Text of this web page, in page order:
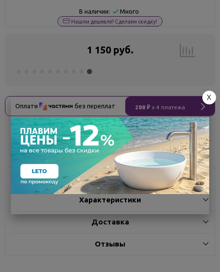
В наличии: Много
Нашли дешевле? Сделаем скидку!
1 150 руб.
Оплати без переплат 288 ₽ x 4 платежа
Поделиться
Описание
Характеристики
Доставка
Отзывы
X